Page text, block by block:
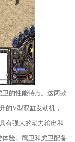
的性能特点。这两款
的V型双缸发动机，
有强大的动力输出和
验。鹰卫和虎卫配备